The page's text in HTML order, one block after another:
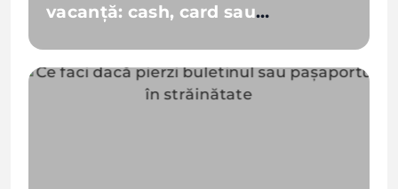
vacanță: cash, card sau